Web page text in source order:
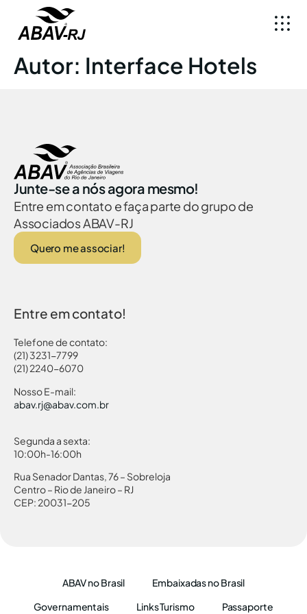
Autor: Interface Hotels
Junte-se a nós agora mesmo!
Entre em contato e faça parte do grupo de
Associados ABAV-RJ
Quero me associar!
Entre em contato!
Telefone de contato:
(21) 3231-7799
(21) 2240-6070
Nosso E-mail:
abav.rj@abav.com.br
Segunda a sexta:
10:00h-16:00h
Rua Senador Dantas, 76 – Sobreloja
Centro – Rio de Janeiro – RJ
CEP: 20031-205
ABAV no Brasil
Embaixadas no Brasil
Governamentais
Links Turismo Passaporte